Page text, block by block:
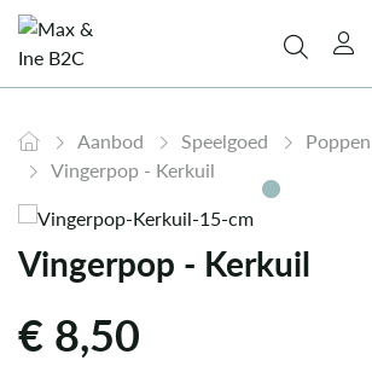
Aanbod Speelgoed Poppen
Vingerpop - Kerkuil
Vingerpop - Kerkuil
€8,50